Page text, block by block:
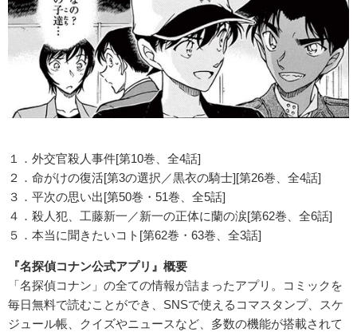
１．外交官殺人事件[第10巻、全4話]
２．命がけの復活[第3の選択／黒衣の騎士][第26巻、全4話]
３．平次の思い出[第50巻・51巻、全5話]
４．殺人犯、工藤新一／新一の正体に蘭の涙[第62巻、全6話]
５．本当に聞きたいコト[第62巻・63巻、全3話]
『名探偵コナン公式アプリ』概要
「名探偵コナン」の全ての情報が詰まったアプリ。コミックを
毎日無料で読むことができ、SNSで使えるコマスタンプ、スケ
ジュール帳、クイズやニュースなど、多数の機能が搭載されて